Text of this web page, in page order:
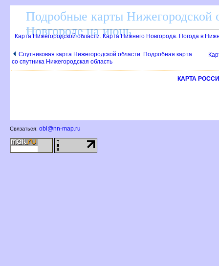
Подробные карты Нижегородской
Новгороде на июнь
Карта Нижегородской области. Карта Нижнего Новгорода. Погода в
Спутниковая карта Нижегородской области. Подробная карта
со спутника Нижегородская область
КАРТА
Связаться: obl@nn-map.ru